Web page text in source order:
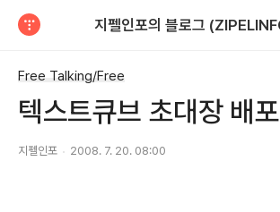
Free Talking/Free
텍스트큐브 초대장 배포
지펠인포 2008. 7. 20. 08:00